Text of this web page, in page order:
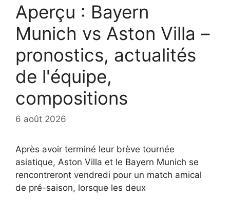
Aperçu : Bayern
Munich vs Aston Villa –
pronostics, actualités
de l'équipe,
compositions
6 août 2026
Après avoir terminé leur brève tournée
asiatique, Aston Villa et le Bayern Munich se
rencontreront vendredi pour un match amical
de pré-saison, lorsque les deux